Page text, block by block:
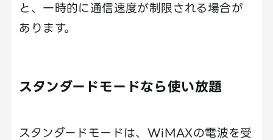
と、一時的に通信速度が制限される場合が
あります。
スタンダードモードなら使い放題
スタンダードモードは、WiMAXの電波を受